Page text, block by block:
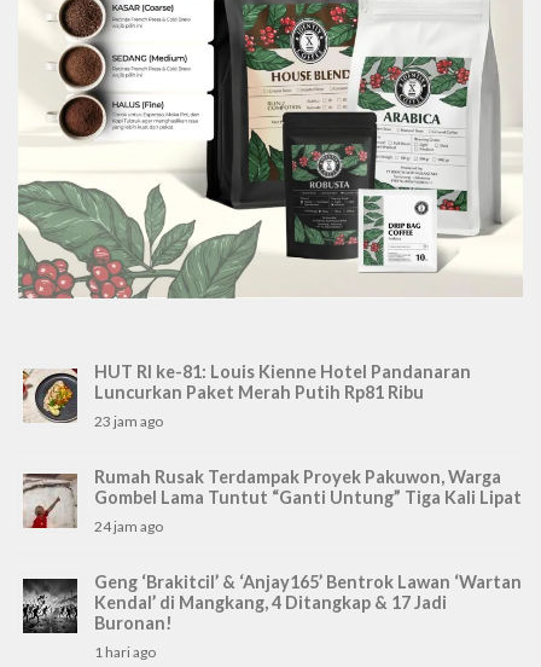
HUT RI ke-81: Louis Kienne Hotel Pandanaran
Luncurkan Paket Merah Putih Rp81 Ribu
23 jam ago
Rumah Rusak Terdampak Proyek Pakuwon, Warga
Gombel Lama Tuntut “Ganti Untung” Tiga Kali Lipat
24 jam ago
Geng ‘Brakitcil’ & ‘Anjay165’ Bentrok Lawan ‘Wartan
Kendal’ di Mangkang, 4 Ditangkap & 17 Jadi
Buronan!
1 hari ago